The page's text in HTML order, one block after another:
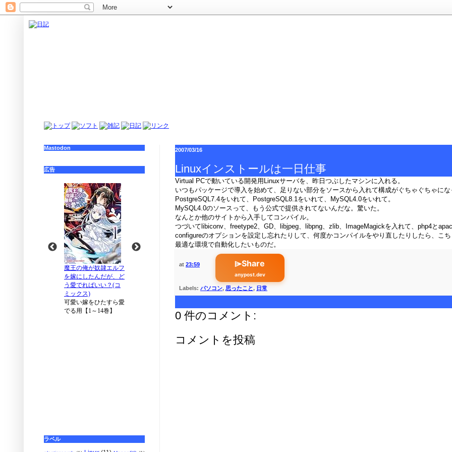
2007/03/16
Linuxインストールは一日仕事
Virtual PCで動いている開発用Linuxサーバを、昨日つぶしたマシンに入れる。
いつもパッケージで導入を始めて、足りない部分をソースから入れて構成がぐちゃぐちゃに
PostgreSQL7.4をいれて、PostgreSQL8.1をいれて、MySQL4.0をいれて。
MySQL4.0のソースって、もう公式で提供されてないんだな。驚いた。
なんとか他のサイトから入手してコンパイル。
つづいてlibiconv、freetype2、GD、libjpeg、libpng、zlib、ImageMagickを入れて、php4と
configureのオプションを設定し忘れたりして、何度かコンパイルをやり直したりしたら、こ
最適な環境で自動化したいものだ。
at 23:59 ⌲Share
anypost.dev
Labels: パソコン, 思ったこと, 日常
0 件のコメント:
コメントを投稿
Mastodon
広告
ラベル